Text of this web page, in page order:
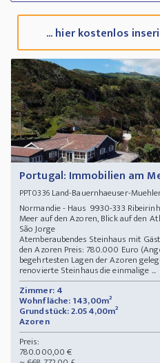
... hier kostenlos
Portugal: Immobilien am
PPT0336Land-Bauernhaeuser-
Normandie - Haus 9930-333
Meer auf den Azoren, Blick auf den
São Jorge
Atemberaubendes Steinhaus mit
den Azoren Preis: 780.000 Euro
begehrtesten Lagen der Azoren
renovierte Steinhaus die einmalige ...
Zimmer: 4
Wohnfläche: 143,00m²
Grundstück: 2.054,00m²
Azoren
Preis:
780.000,00 €